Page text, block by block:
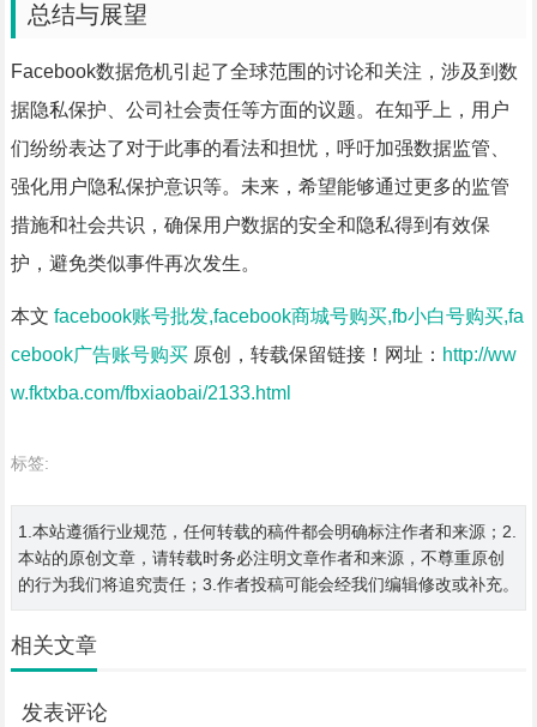
总结与展望
Facebook数据危机引起了全球范围的讨论和关注，涉及到数
据隐私保护、公司社会责任等方面的议题。在知乎上，用户
们纷纷表达了对于此事的看法和担忧，呼吁加强数据监管、
强化用户隐私保护意识等。未来，希望能够通过更多的监管
措施和社会共识，确保用户数据的安全和隐私得到有效保
护，避免类似事件再次发生。
本文 facebook账号批发,facebook商城号购买,fb小白号购买,fa
cebook广告账号购买原创，转载保留链接！网址： http://ww
w.fktxba.com/fbxiaobai/2133.html
标签:
1.本站遵循行业规范，任何转载的稿件都会明确标注作者和来源；2.
本站的原创文章，请转载时务必注明文章作者和来源，不尊重原创
的行为我们将追究责任；3.作者投稿可能会经我们编辑修改或补充。
相关文章
发表评论